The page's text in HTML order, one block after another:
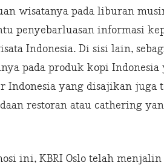
wisatanya pada liburan
penyebarluasan informasi
Indonesia. Di sisi lain,
pada produk kopi Indonesia
Indonesia yang disajikan juga
restoran atau cathering
ini, KBRI Oslo telah